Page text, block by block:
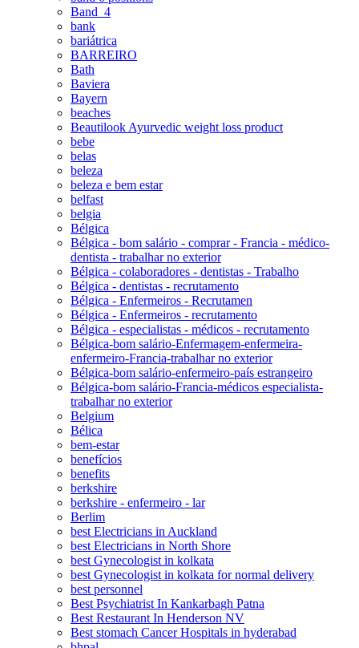
Band_4
bank
bariátrica
BARREIRO
Bath
Baviera
Bayern
beaches
Beautilook Ayurvedic weight loss product
bebe
belas
beleza
beleza e bem estar
belfast
belgia
Bélgica
Bélgica - bom salário - comprar - Francia - médico-
dentista - trabalhar no exterior
Bélgica - colaboradores - dentistas - Trabalho
Bélgica - dentistas - recrutamento
Bélgica - Enfermeiros - Recrutamen
Bélgica - Enfermeiros - recrutamento
Bélgica - especialistas - médicos - recrutamento
Bélgica-bom salário-Enfermagem-enfermeira-
enfermeiro-Francia-trabalhar no exterior
Bélgica-bom salário-enfermeiro-país estrangeiro
Bélgica-bom salário-Francia-médicos especialista-
trabalhar no exterior
Belgium
Bélica
bem-estar
benefícios
benefits
berkshire
berkshire - enfermeiro - lar
Berlim
best Electricians in Auckland
best Electricians in North Shore
best Gynecologist in kolkata
best Gynecologist in kolkata for normal delivery
best personnel
Best Psychiatrist In Kankarbagh Patna
Best Restaurant In Henderson NV
Best stomach Cancer Hospitals in hyderabad